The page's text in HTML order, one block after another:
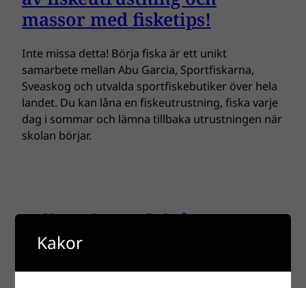
massor med fisketips!
Inte missa detta! Börja fiska är ett unikt
samarbete mellan Abu Garcia, Sportfiskarna,
Sveaskog och utvalda sportfiskebutiker över hela
landet. Du kan låna en fiskeutrustning, fiska varje
dag i sommar och lämna tillbaka utrustningen när
skolan börjar.
Leli Karlsson fick årets
stipendium till Torbjörn
Kakor